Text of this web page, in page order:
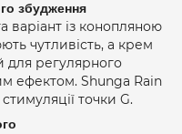
збудження
варіант із конопляною
чутливість, а крем
для регулярного
ефектом. Shunga Rain
точки G.